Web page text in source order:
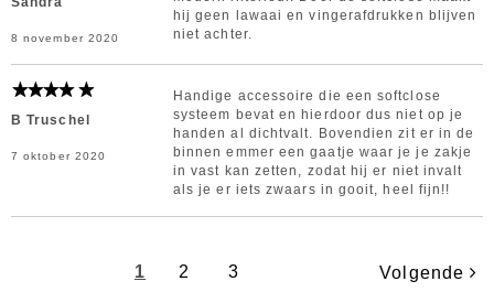
8 november 2020
hij geen lawaai en vingerafdrukken blijven
niet achter.
B Truschel
7 oktober 2020
Handige accessoire die een softclose
systeem bevat en hierdoor dus niet op je
handen al dichtvalt. Bovendien zit er in de
binnen emmer een gaatje waar je je zakje
in vast kan zetten, zodat hij er niet invalt
als je er iets zwaars in gooit, heel fijn!!
1 2 3 Volgende